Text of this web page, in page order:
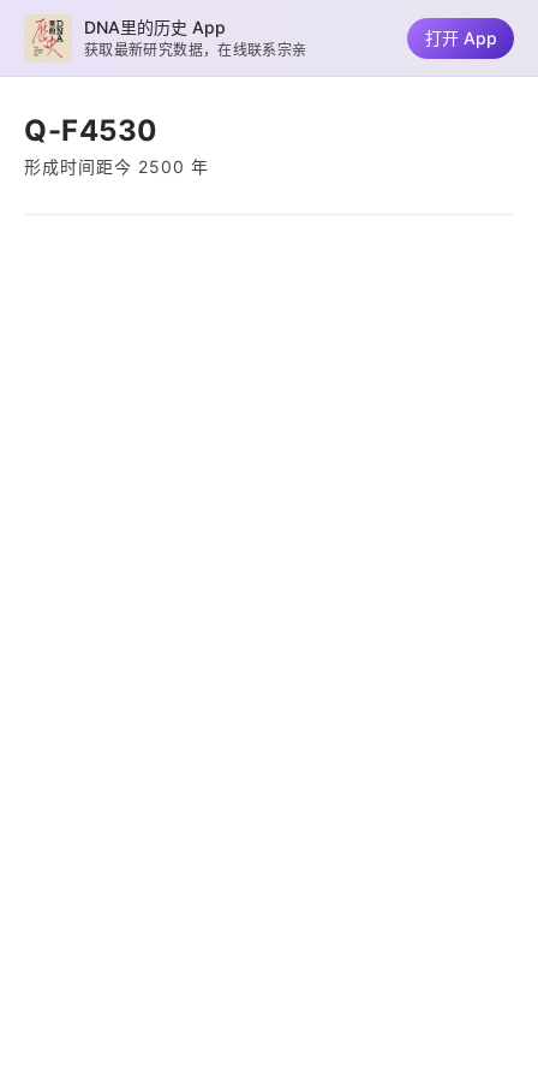
Q-F4530
形成时间距今 2500 年
DNA里的历史 App
获取最新研究数据，在线联系宗亲
打开 App